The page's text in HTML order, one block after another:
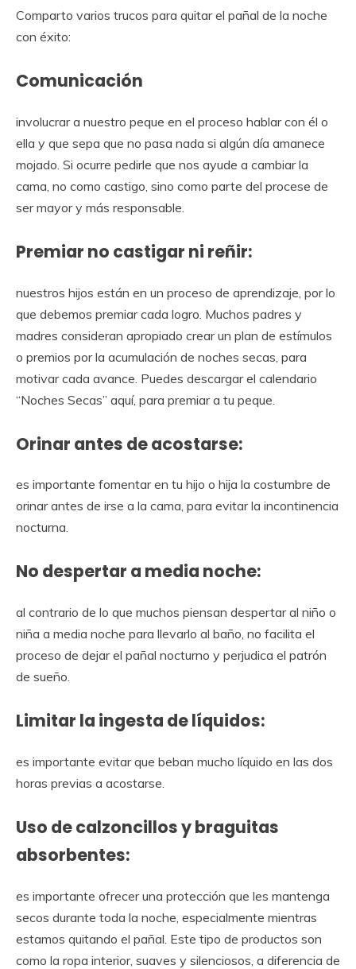
Comparto varios trucos para quitar el pañal de la noche
con éxito:
Comunicación
involucrar a nuestro peque en el proceso hablar con él o
ella y que sepa que no pasa nada si algún día amanece
mojado. Si ocurre pedirle que nos ayude a cambiar la
cama, no como castigo, sino como parte del procese de
ser mayor y más responsable.
Premiar no castigar ni reñir:
nuestros hijos están en un proceso de aprendizaje, por lo
que debemos premiar cada logro. Muchos padres y
madres consideran apropiado crear un plan de estímulos
o premios por la acumulación de noches secas, para
motivar cada avance. Puedes descargar el calendario
“Noches Secas” aquí, para premiar a tu peque.
Orinar antes de acostarse:
es importante fomentar en tu hijo o hija la costumbre de
orinar antes de irse a la cama, para evitar la incontinencia
nocturna.
No despertar a media noche:
al contrario de lo que muchos piensan despertar al niño o
niña a media noche para llevarlo al baño, no facilita el
proceso de dejar el pañal nocturno y perjudica el patrón
de sueño.
Limitar la ingesta de líquidos:
es importante evitar que beban mucho líquido en las dos
horas previas a acostarse.
Uso de calzoncillos y braguitas
absorbentes:
es importante ofrecer una protección que les mantenga
secos durante toda la noche, especialmente mientras
estamos quitando el pañal. Este tipo de productos son
como la ropa interior, suaves y silenciosos, a diferencia de